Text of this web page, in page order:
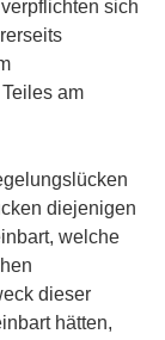
sich
am
diejenigen
welche
dieser
hätten,